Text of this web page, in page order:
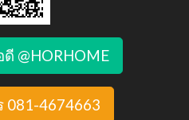
@HORHOME
081-4674663